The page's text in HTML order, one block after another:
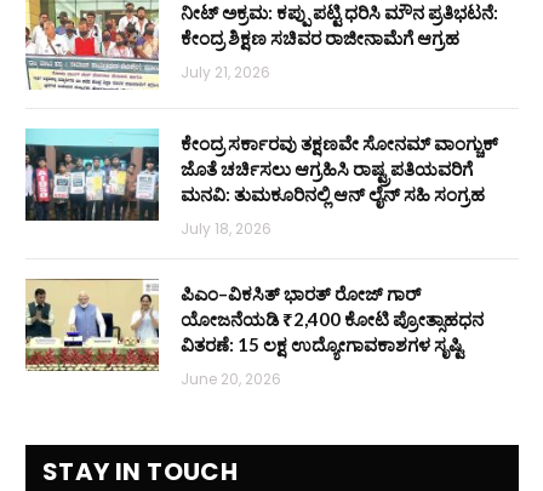
ನೀಟ್ ಅಕ್ರಮ: ಕಪ್ಪು ಪಟ್ಟಿ ಧರಿಸಿ ಮೌನ ಪ್ರತಿಭಟನೆ:
ಕೇಂದ್ರ ಶಿಕ್ಷಣ ಸಚಿವರ ರಾಜೀನಾಮೆಗೆ ಆಗ್ರಹ
July 21, 2026
ಕೇಂದ್ರ ಸರ್ಕಾರವು ತಕ್ಷಣವೇ ಸೋನಮ್ ವಾಂಗ್ಚುಕ್
ಜೊತೆ ಚರ್ಚಿಸಲು ಆಗ್ರಹಿಸಿ ರಾಷ್ಟ್ರಪತಿಯವರಿಗೆ
ಮನವಿ: ತುಮಕೂರಿನಲ್ಲಿ ಆನ್‌ ಲೈನ್ ಸಹಿ ಸಂಗ್ರಹ
July 18, 2026
ಪಿಎಂ–ವಿಕಸಿತ್ ಭಾರತ್ ರೋಜ್‌ ಗಾರ್
ಯೋಜನೆಯಡಿ ₹2,400 ಕೋಟಿ ಪ್ರೋತ್ಸಾಹಧನ
ವಿತರಣೆ: 15 ಲಕ್ಷ ಉದ್ಯೋಗಾವಕಾಶಗಳ ಸೃಷ್ಟಿ
June 20, 2026
STAY IN TOUCH